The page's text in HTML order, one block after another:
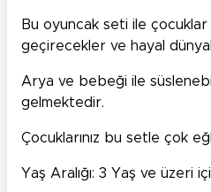
Bu oyuncak seti ile
geçirecekler ve hayal
Arya ve bebeği ile
gelmektedir.
Çocuklarınız bu setle çok
Yaş Aralığı: 3 Yaş ve üzeri